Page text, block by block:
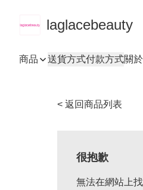
laglacebeauty
商品 送貨方式付款方式關
< 返回商品列表
很抱歉
無法在網站上